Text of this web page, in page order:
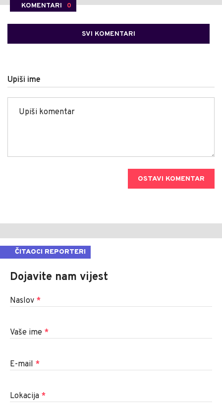
KOMENTARI 0
SVI KOMENTARI
Upiši ime
OSTAVI KOMENTAR
ČITAOCI REPORTERI
Dojavite nam vijest
Naslov *
Vaše ime *
E-mail *
Lokacija *